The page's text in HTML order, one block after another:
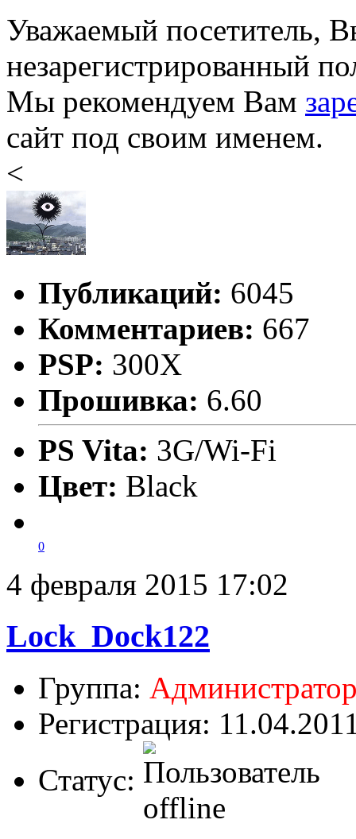
Уважаемый посетитель,
незарегистрированный
Мы рекомендуем Вам
сайт под своим именем.
<
Публикаций: 6045
Комментариев: 667
PSP: 300X
Прошивка: 6.60
PS Vita: 3G/Wi-Fi
Цвет: Black
0
4 февраля 2015 17:02
Lock_Dock122
Группа:
Регистрация:
Статус: